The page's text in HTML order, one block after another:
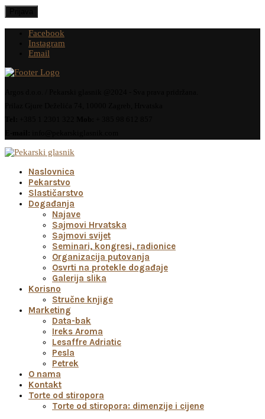
Facebook
Instagram
Email
Naslovnica
Pekarstvo
Slastičarstvo
Događanja
Najave
Sajmovi Hrvatska
Sajmovi svijet
Seminari, kongresi, radionice
Organizacija putovanja
Osvrti na protekle događaje
Galerija slika
Korisno
Stručne knjige
Marketing
Data-bak
Ireks Aroma
Lesaffre Adriatic
Pesla
Petrek
O nama
Kontakt
Torte od stiropora
Torte od stiropora: dimenzije i cijene